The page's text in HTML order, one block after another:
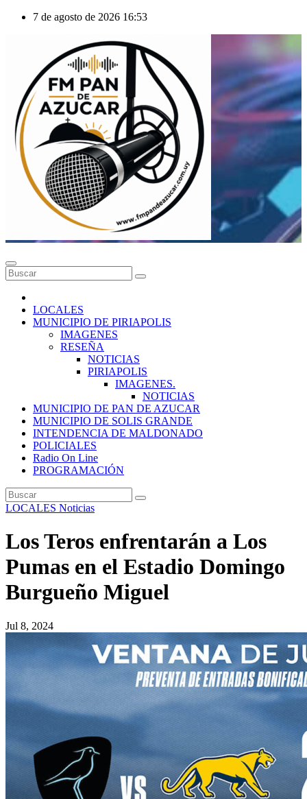
Saltar
7 de agosto de 2026 16:53
LOCALES
MUNICIPIO DE PIRIAPOLIS
IMAGENES
RESEÑA
NOTICIAS
PIRIAPOLIS
IMAGENES.
NOTICIAS
MUNICIPIO DE PAN DE AZUCAR
MUNICIPIO DE SOLIS GRANDE
INTENDENCIA DE MALDONADO
POLICIALES
Radio On Line
PROGRAMACIÓN
LOCALES Noticias
Los Teros enfrentarán a Los
Pumas en el Estadio Domingo
Burgueño Miguel
Jul 8, 2024